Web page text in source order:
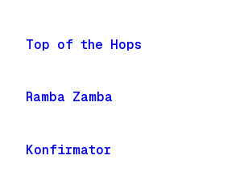
Top of the Hops
Ramba Zamba
Konfirmator